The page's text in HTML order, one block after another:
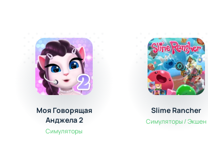
Моя Говорящая
Анджела 2
Симуляторы
Slime Rancher
Симуляторы / Экшен